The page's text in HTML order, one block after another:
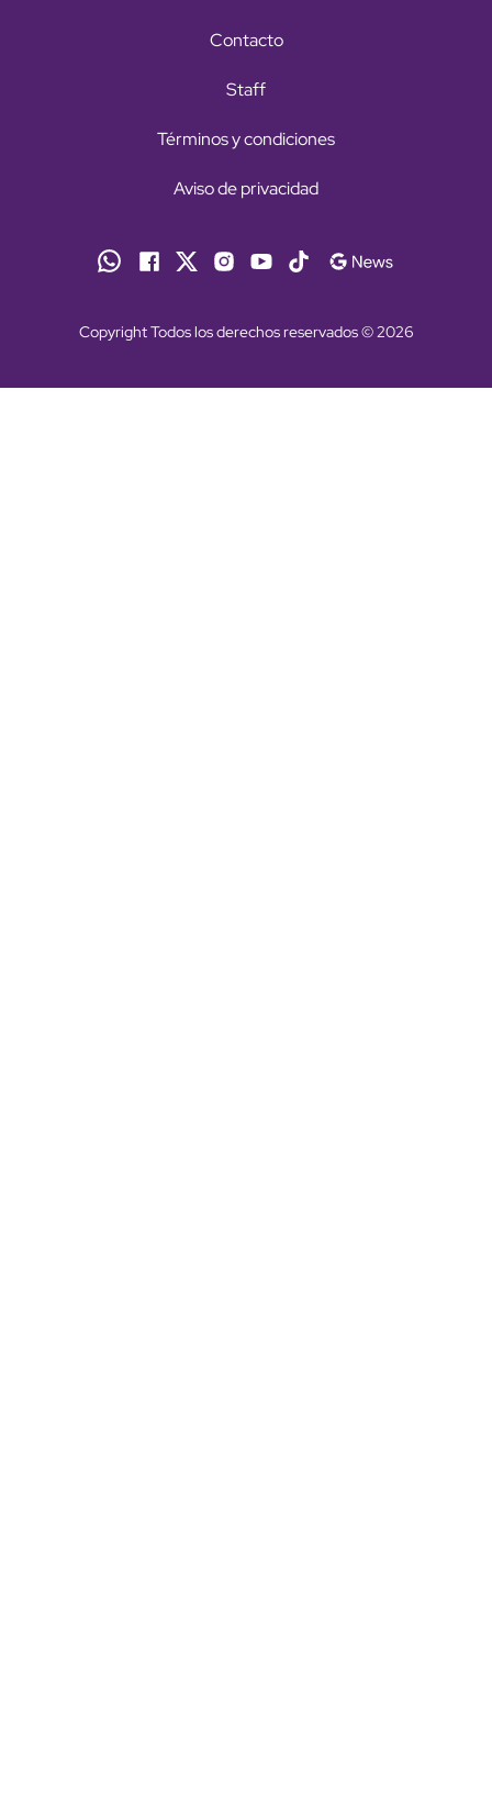
Contacto
Staff
Términos y condiciones
Aviso de privacidad
Copyright Todos los derechos reservados © 2026